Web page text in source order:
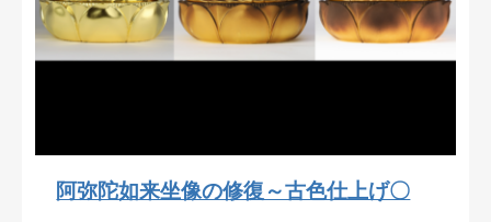
阿弥陀如来坐像の修復～古色仕上げ〇